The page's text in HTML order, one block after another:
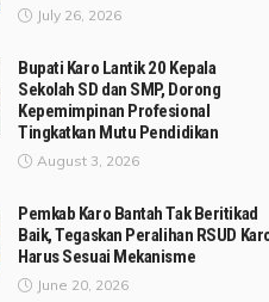
July 26, 2026
Bupati Karo Lantik 20 Kepala
Sekolah SD dan SMP, Dorong
Kepemimpinan Profesional
Tingkatkan Mutu Pendidikan
August 3, 2026
Pemkab Karo Bantah Tak Beritikad
Baik, Tegaskan Peralihan RSUD
Harus Sesuai Mekanisme
June 20, 2026